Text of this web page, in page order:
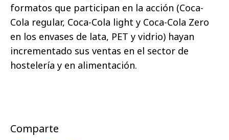
formatos que participan en la acción (Coca-
Cola regular, Coca-Cola light y Coca-Cola Zero
en los envases de lata, PET y vidrio) hayan
incrementado sus ventas en el sector de
hostelería y en alimentación.
Comparte